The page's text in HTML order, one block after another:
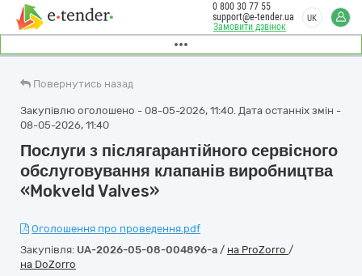
Замовити дзвінок
0 800 30 77 55
support@e-tender.ua
UK
Повернутись назад
Закупівлю оголошено - 08-05-2026, 11:40. Дата останніх змін -
08-05-2026, 11:40
Послуги з післягарантійного сервісного
обслуговування клапанів виробництва
«Mokveld Valves»
Оголошення про проведення.pdf
Закупівля: UA-2026-05-08-004896-a / на ProZorro /
на DoZorro